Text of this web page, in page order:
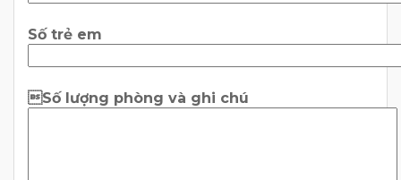
Số trẻ em
Số lượng phòng và ghi chú